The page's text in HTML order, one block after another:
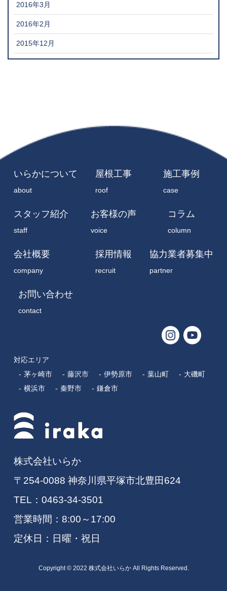
2016年3月
2016年2月
2015年12月
いらかについて
about
屋根工事
roof
施工事例
case
スタッフ紹介
staff
お客様の声
voice
コラム
column
会社概要
company
採用情報
recruit
協力業者募集中
partner
お問い合わせ
contact
対応エリア
茅ヶ崎市
藤沢市 伊勢原市 葉山町
大磯町
横浜市
秦野市 鎌倉市
株式会社いらか
〒254-0088 神奈川県平塚市北豊田624
TEL： 0463-34-3501
営業時間：8:00～17:00
定休日：日曜・祝日
Copyright © 2022 株式会社いらか All Rights Reserved.